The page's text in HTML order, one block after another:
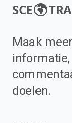
SCE
Maak
doelen.